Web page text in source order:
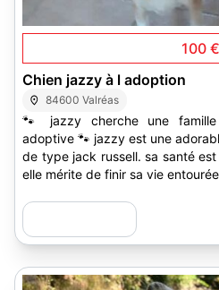
100 €
Chien jazzy à l adoption
84600 Valréas
🐾 jazzy cherche une famille
adoptive 🐾 jazzy est une
de type jack russell. sa santé
elle mérite de finir sa vie